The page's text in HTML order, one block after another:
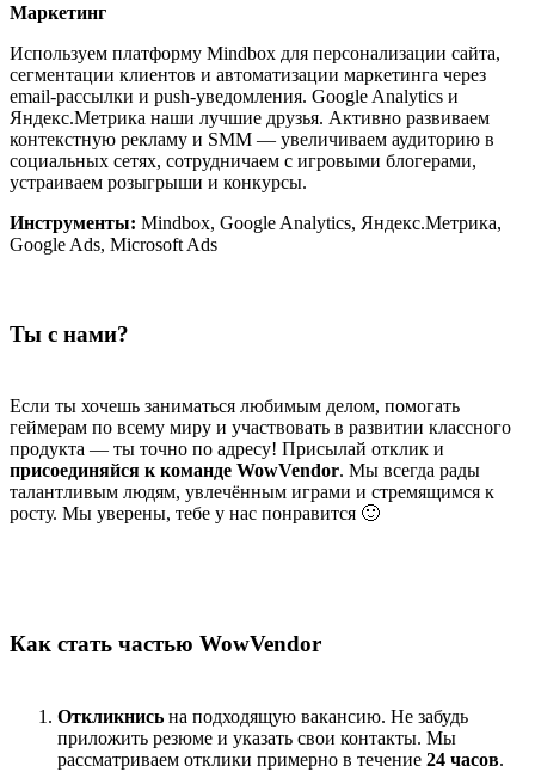
Маркетинг
Используем платформу Mindbox для персонализации сайта,
сегментации клиентов и автоматизации маркетинга через
email-рассылки и push-уведомления. Google Analytics и
Яндекс.Метрика наши лучшие друзья. Активно развиваем
контекстную рекламу и SMM — увеличиваем аудиторию в
социальных сетях, сотрудничаем с игровыми блогерами,
устраиваем розыгрыши и конкурсы.
Инструменты: Mindbox, Google Analytics, Яндекс.Метрика,
Google Ads, Microsoft Ads
Ты с нами?
Если ты хочешь заниматься любимым делом, помогать
геймерам по всему миру и участвовать в развитии классного
продукта — ты точно по адресу! Присылай отклик и
присоединяйся к команде WowVendor. Мы всегда рады
талантливым людям, увлечённым играми и стремящимся к
росту. Мы уверены, тебе у нас понравится 🙂
Как стать частью WowVendor
Откликнись на подходящую вакансию. Не забудь
приложить резюме и указать свои контакты. Мы
рассматриваем отклики примерно в течение 24 часов.